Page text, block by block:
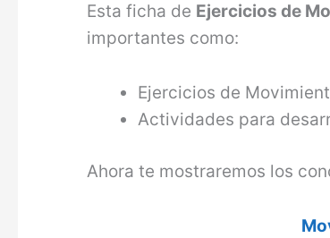
Esta ficha de Ejercicios de
importantes como:
Ejercicios de
Actividades para
Ahora te mostraremos los